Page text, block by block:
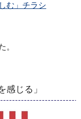
む」チラシ
。
感じる」